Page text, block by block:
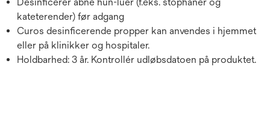
kateterender) før adgang
Curos desinficerende propper kan anvendes i hjemmet
eller på klinikker og hospitaler.
Holdbarhed: 3 år. Kontrollér udløbsdatoen på produktet.